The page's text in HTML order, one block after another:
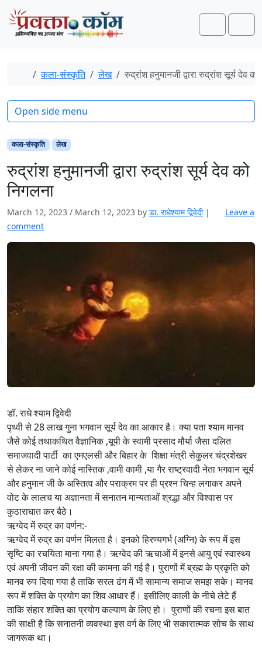
Skip to content
Skip to footer
Search
Home
कला-संस्कृति लेख रुद्रांश हनुमानजी द्वारा रुद्रांश सूर्य देव
कला-संस्कृति लेख
रुद्रांश हनुमानजी द्वारा रुद्रांश सूर्य देव को
निगलना
March 12, 2023 / March 12, 2023 by डा. राधेश्याम द्विवेदी |
Leave a
comment
डॉ. राधे श्याम द्विवेदी
पृथ्वी से 28 लाख गुना भगवान सूर्य देव का आकार है। क्या पता श्याम मानव
जैसे कोई तथाकथित वैज्ञानिक ,यूपी के स्वामी प्रसाद मौर्या जैसा दलित
समाजवादी पार्टी का एमएलसी और बिहार के शिक्षा मंत्री सेकुलर चंद्रशेखर
से लेकर ना जाने कोई नास्तिक ,वामी कामी ,या गैर राष्ट्रवादी नेता भगवान सूर्य
और हनुमान जी के अस्तित्व और पराक्रम पर ही प्रश्न चिन्ह लगाकर अपने
वोट के लालच या अज्ञानता में सनातन मान्यताओं श्रद्धा और विश्वास पर
कुठाराघात कर बैठे।
ऋग्वेद में रुद्र का वर्णन:-
ऋग्वेद में रुद्र का वर्णन मिलता है। इनको हिरण्यगर्भ (अग्नि) के रूप में इस
सृष्टि का रचयिता माना गया है। ऋग्वेद की ऋचाओं में इनसे आयु एवं स्वास्थ्य
एवं अपनी जीवन की रक्षा की कामना की गई है। पुराणों में ब्रह्म के प्रकृति को
मानव रुप दिया गया है ताकि सरल ढंग में भी सामान्य समाज समझ सके। मानव
रूप में शक्ति के प्रयोग का शिव आधार हैं। इसीलिए काली के नीचे लेटे हैं
ताकि संहार शक्ति का प्रयोग कल्याण के लिए हो। पुराणों की रचना इस बात
की साक्षी है कि सनातनी व्यवस्था इस वर्ग के लिए भी सकारात्मक सोच के साथ
जागरूक था।
Open side menu